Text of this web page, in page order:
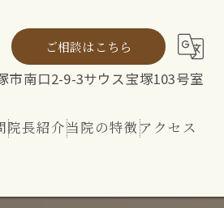
ご相談はこちら
市南口2-9-3サウス宝塚103号室
院長紹介当院の特徴アクセス